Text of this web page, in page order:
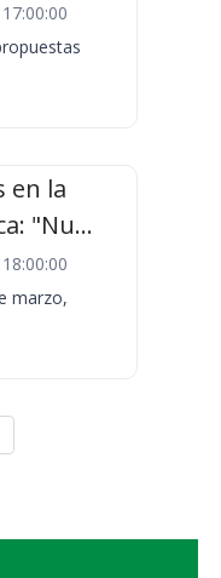
en la
"Nu...
marzo,